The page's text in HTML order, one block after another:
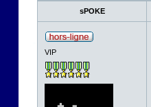
sPOKE
VIP